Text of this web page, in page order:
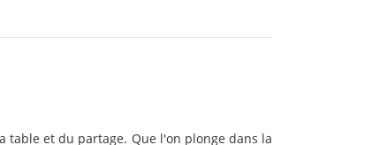
et du partage. Que l'on plonge dans la